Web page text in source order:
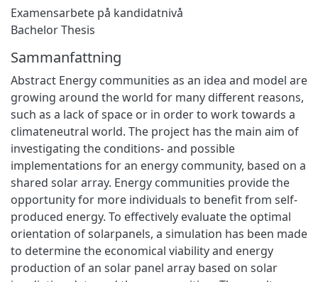
Examensarbete på kandidatnivå
Bachelor Thesis
Sammanfattning
Abstract Energy communities as an idea and model are
growing around the world for many different reasons,
such as a lack of space or in order to work towards a
climateneutral world. The project has the main aim of
investigating the conditions- and possible
implementations for an energy community, based on a
shared solar array. Energy communities provide the
opportunity for more individuals to benefit from self-
produced energy. To effectively evaluate the optimal
orientation of solarpanels, a simulation has been made
to determine the economical viability and energy
production of an solar panel array based on solar